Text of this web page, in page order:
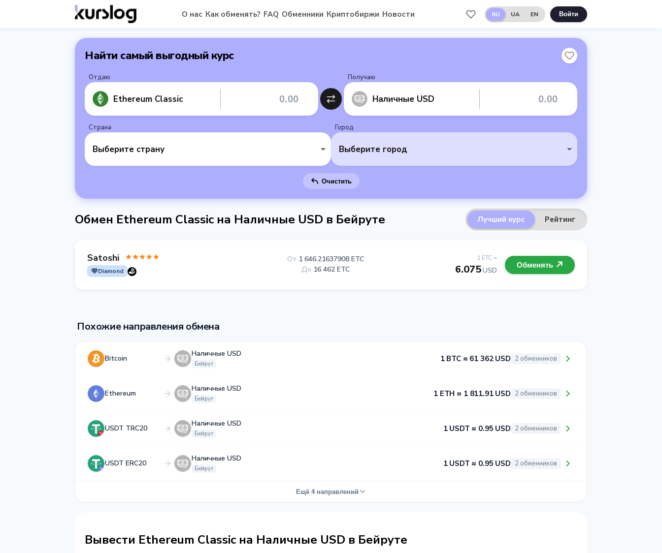
О нас Как обменять? FAQ Обменники Криптобиржи Новости RU UA EN Войти
Найти самый выгодный курс
Отдаю
Ethereum Classic
Получаю
Наличные USD
Страна
Выберите страну
Город
Выберите город
Очистить
Обмен Ethereum Classic на Наличные USD в Бейруте Лучший курс Рейтинг
Satoshi
Diamond
1 ETC =
6.075USD
От 1 646.21637908 ETC
До 16 462 ETC Обменять
Похожие направления обмена
Bitcoin
Наличные USD
Бейрут
1 BTC ≈ 61 362 USD 2 обменников
Ethereum
Наличные USD
Бейрут
1 ETH ≈ 1 811.91 USD 2 обменников
USDT TRC20
Наличные USD
Бейрут
1 USDT ≈ 0.95 USD 2 обменников
USDT ERC20
Наличные USD
Бейрут
1 USDT ≈ 0.95 USD 2 обменников
Ещё 4 направлений
Вывести Ethereum Classic на Наличные USD в Бейруте